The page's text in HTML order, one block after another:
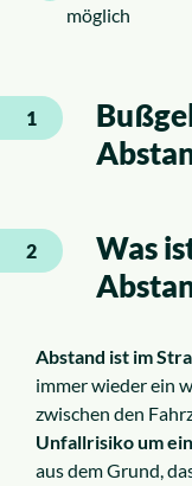
möglich
1
2
Was
Abstand ist im
immer wieder ein
zwischen den
Unfallrisiko um
aus dem Grund,